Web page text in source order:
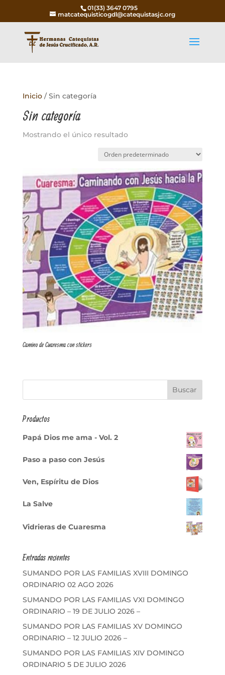
01(33) 3647 0795
matcatequisticogdl@catequistasjc.org
Inicio/ Sin categoría
Sin categoría
Mostrando el único resultado
Camino de Cuaresma con stickers
Productos
Papá Dios me ama - Vol. 2
Paso a paso con Jesús
Ven, Espíritu de Dios
La Salve
Vidrieras de Cuaresma
Entradas recientes
SUMANDO POR LAS FAMILIAS XVIII DOMINGO
ORDINARIO 02 AGO 2026
SUMANDO POR LAS FAMILIAS VXI DOMINGO
ORDINARIO – 19 DE JULIO 2026 –
SUMANDO POR LAS FAMILIAS XV DOMINGO
ORDINARIO – 12 JULIO 2026 –
SUMANDO POR LAS FAMILIAS XIV DOMINGO
ORDINARIO 5 DE JULIO 2026